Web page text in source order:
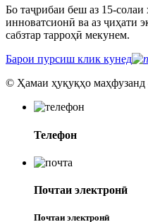
Бо таҷрибаи беш аз 15-солаи
инноватсионӣ ва аз ҷиҳати
сабзтар тарроҳӣ мекунем.
Барои пурсиш клик кунед
© Ҳамаи ҳуқуқҳо маҳфузанд
Телефон
Почтаи электронӣ
Почтаи электронӣ